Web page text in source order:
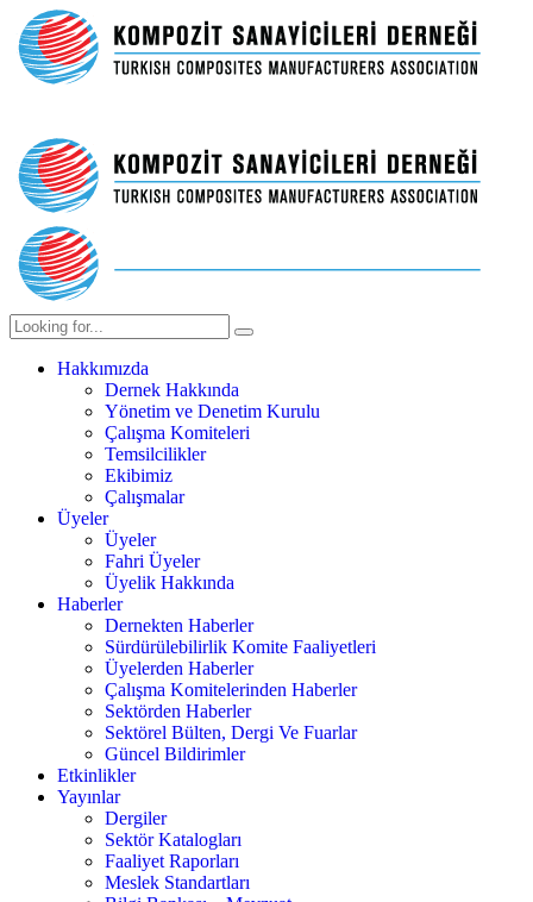
Hakkımızda
Dernek Hakkında
Yönetim ve Denetim Kurulu
Çalışma Komiteleri
Temsilcilikler
Ekibimiz
Çalışmalar
Üyeler
Üyeler
Fahri Üyeler
Üyelik Hakkında
Haberler
Dernekten Haberler
Sürdürülebilirlik Komite Faaliyetleri
Üyelerden Haberler
Çalışma Komitelerinden Haberler
Sektörden Haberler
Sektörel Bülten, Dergi Ve Fuarlar
Güncel Bildirimler
Etkinlikler
Yayınlar
Dergiler
Sektör Katalogları
Faaliyet Raporları
Meslek Standartları